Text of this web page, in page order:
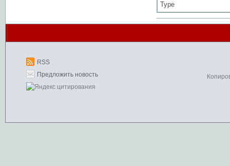
Type
RSS
Предложить новость